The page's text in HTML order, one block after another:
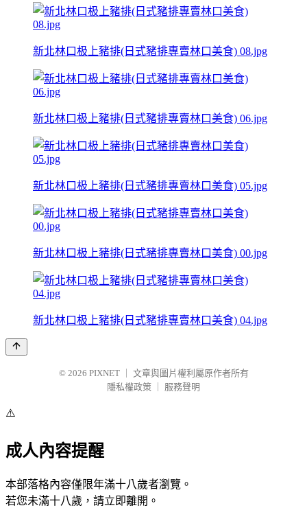
新北林口极上豬排(日式豬排專賣林口美食) 08.jpg
新北林口极上豬排(日式豬排專賣林口美食) 06.jpg
新北林口极上豬排(日式豬排專賣林口美食) 05.jpg
新北林口极上豬排(日式豬排專賣林口美食) 00.jpg
新北林口极上豬排(日式豬排專賣林口美食) 04.jpg
© 2026 PIXNET
文章與圖片權利屬原作者所有
隱私權政策
服務聲明
⚠️
成人內容提醒
本部落格內容僅限年滿十八歲者瀏覽。
若您未滿十八歲，請立即離開。